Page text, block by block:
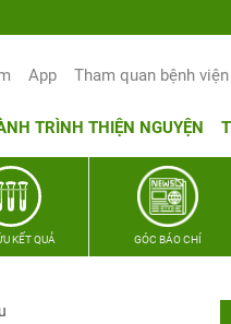
App Tham quan bệnh viện
TRÌNH THIỆN NGUYỆN
KẾT QUẢ GÓC BÁO CHÍ